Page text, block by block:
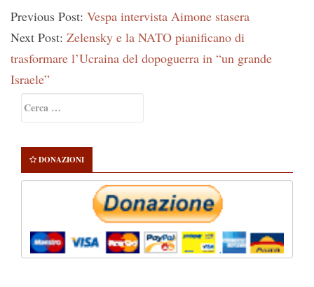
Previous Post: Vespa intervista Aimone stasera
Next Post: Zelensky e la NATO pianificano di
trasformare l’Ucraina del dopoguerra in “un grande
Israele”
Sidebar
DONAZIONI